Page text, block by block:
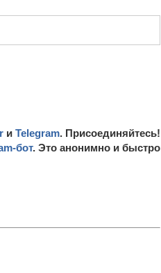
и Telegram. Присоединяйтесь!
бот. Это анонимно и быстро